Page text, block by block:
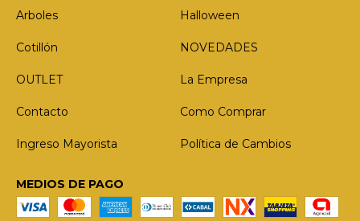
Arboles Halloween
Cotillón NOVEDADES
OUTLET La Empresa
Contacto Como Comprar
Ingreso Mayorista Política de Cambios
MEDIOS DE PAGO